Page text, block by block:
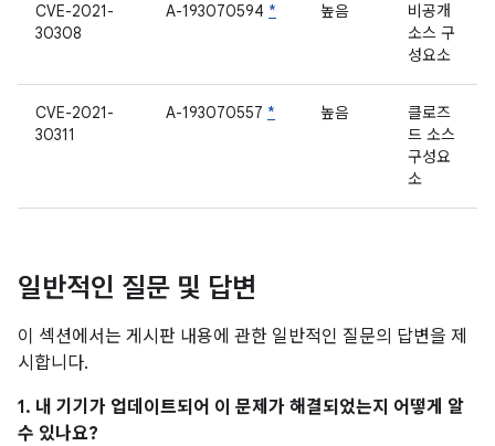
CVE-2021-
30308
A-193070594 * 높음
비공개
소스 구
성요소
CVE-2021-
30311
A-193070557 * 높음
클로즈
드 소스
구성요
소
일반적인 질문 및 답변
이 섹션에서는 게시판 내용에 관한 일반적인 질문의 답변을 제
시합니다.
1. 내 기기가 업데이트되어 이 문제가 해결되었는지 어떻게 알
수 있나요?